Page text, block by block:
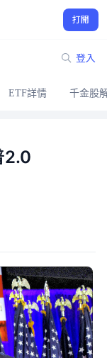
打開
登入
ETF詳情 千金股
2.0